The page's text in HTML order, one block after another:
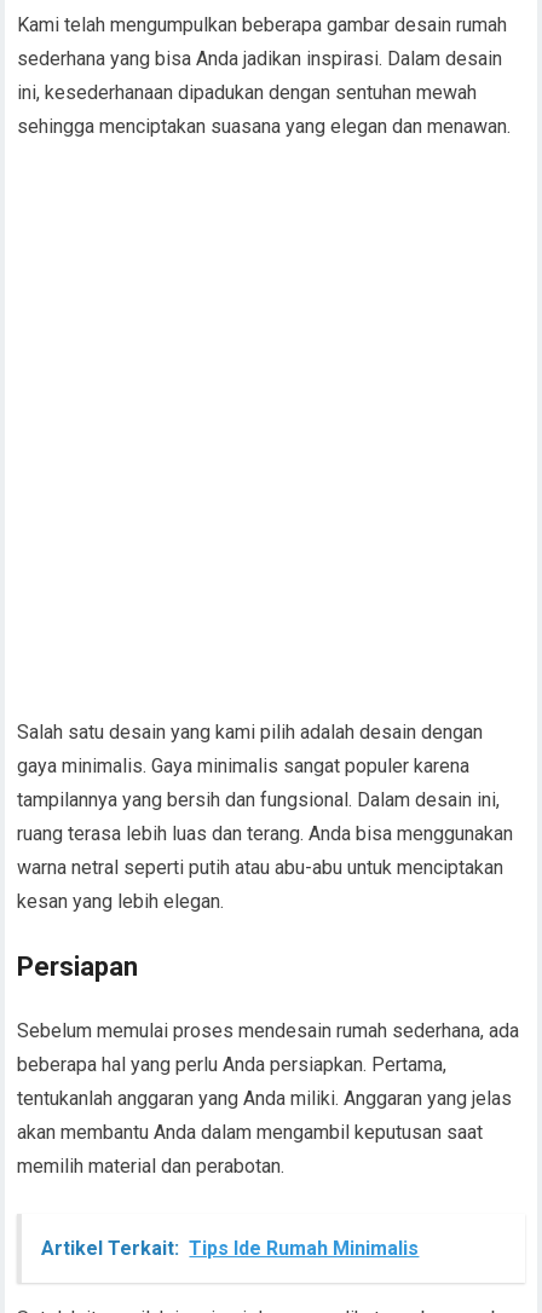
Kami telah mengumpulkan beberapa gambar desain rumah
sederhana yang bisa Anda jadikan inspirasi. Dalam desain
ini, kesederhanaan dipadukan dengan sentuhan mewah
sehingga menciptakan suasana yang elegan dan menawan.
Salah satu desain yang kami pilih adalah desain dengan
gaya minimalis. Gaya minimalis sangat populer karena
tampilannya yang bersih dan fungsional. Dalam desain ini,
ruang terasa lebih luas dan terang. Anda bisa menggunakan
warna netral seperti putih atau abu-abu untuk menciptakan
kesan yang lebih elegan.
Persiapan
Sebelum memulai proses mendesain rumah sederhana, ada
beberapa hal yang perlu Anda persiapkan. Pertama,
tentukanlah anggaran yang Anda miliki. Anggaran yang jelas
akan membantu Anda dalam mengambil keputusan saat
memilih material dan perabotan.
Artikel Terkait: Tips Ide Rumah Minimalis